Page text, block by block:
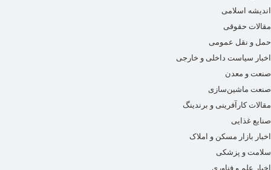
اندیشه اسلامی
مقالات حقوقی
حمل و نقل عمومی
اخبار سیاست داخلی و خارجی
صنعت و معدن
صنعت ماشین‌سازی
مقالات کارآفرینی و برندینگ
صنایع غذایی
اخبار بازار مسکن و املاک
سلامت و پزشکی
اخبار علم و فناوری